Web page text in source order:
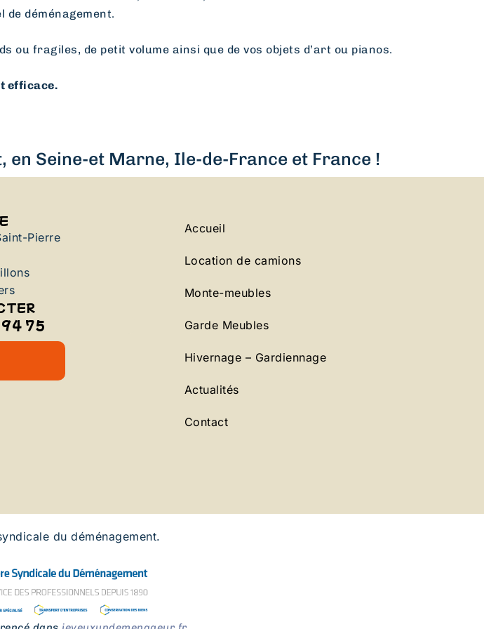
déménagement.
fragiles, de petit volume ainsi que de vos objets d’art ou pianos.
efficace.
Seine-et Marne, Ile-de-France et France !
Pierre
75
Accueil
Location de camions
Monte-meubles
Garde Meubles
Hivernage – Gardiennage
Actualités
Contact
du déménagement.